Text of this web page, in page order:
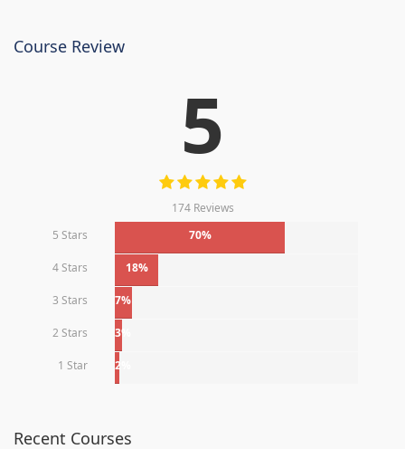
Course Review
5
174 Reviews
5 Stars
70%
4 Stars 18%
3 Stars 7%
2 Stars 3%
1 Star 2%
Recent Courses